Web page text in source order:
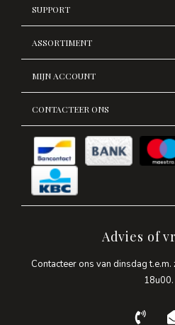
SUPPORT
ASSORTIMENT
MIJN ACCOUNT
CONTACTEER ONS
Advies of
Contacteer ons van dinsdag
18u00.